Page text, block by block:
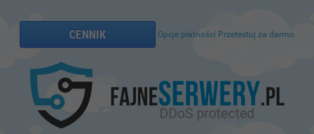
CENNIK Opcje płatności Przetestuj za darmo